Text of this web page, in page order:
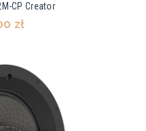
CP Creator
zł